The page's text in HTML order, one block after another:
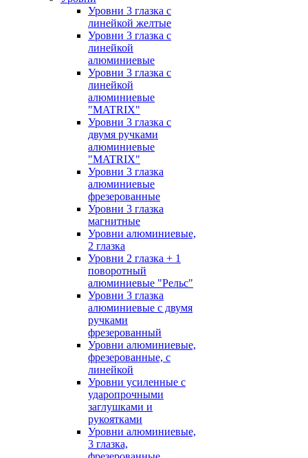
Уровни 3 глазка с
линейкой желтые
Уровни 3 глазка с
линейкой
алюминиевые
Уровни 3 глазка с
линейкой
алюминиевые
"MATRIX"
Уровни 3 глазка с
двумя ручками
алюминиевые
"MATRIX"
Уровни 3 глазка
алюминиевые
фрезерованные
Уровни 3 глазка
магнитные
Уровни алюминиевые,
2 глазка
Уровни 2 глазка + 1
поворотный
алюминиевые "Рельс"
Уровни 3 глазка
алюминиевые с двумя
ручками
фрезерованный
Уровни алюминиевые,
фрезерованные, с
линейкой
Уровни усиленные с
ударопрочными
заглушками и
рукоятками
Уровни алюминиевые,
3 глазка,